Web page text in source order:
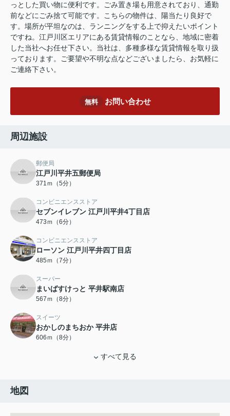
っとした買い物に便利です。ごみ置き場も用意されており、通勤
前などにごみ捨て可能です。こちらの物件は、陽当たり良好で
す。場所が平坦なのは、ランニングをする上で抑えたいポイント
ですね。江戸川区エリアにある賃貸情報のことなら、地域に密着
した当社へお任せ下さい。当社は、多種多様な賃貸情報を取り扱
っております。ご要望や不明な点などございましたら、お気軽に
ご連絡下さい。
無料 お問い合わせ
周辺施設
郵便局
江戸川平井五郵便局
371ｍ（5分）
コンビニエンスストア
セブンイレブン 江戸川平井4丁目店
473ｍ（6分）
コンビニエンスストア
ローソン 江戸川平井四丁目店
485ｍ（7分）
スーパー
まいばすけっと 平井駅南店
567ｍ（8分）
スイーツ
おかしのまちおか 平井店
606ｍ（8分）
すべて見る
地図